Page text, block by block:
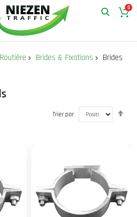
0
Brides & Fixations
Brides
Trier par